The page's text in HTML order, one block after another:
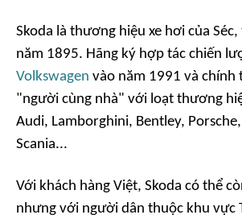
Skoda là thương hiệu xe hơi của
năm 1895. Hãng ký hợp tác chiến
Volkswagen vào năm 1991 và
"người cùng nhà" với loạt thương
Audi, Lamborghini, Bentley,
Scania...
Với khách hàng Việt, Skoda có thể
nhưng với người dân thuộc khu vực